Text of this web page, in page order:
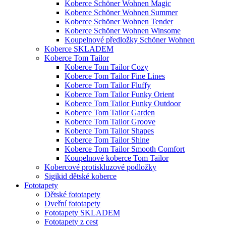
Koberce Schöner Wohnen Magic
Koberce Schöner Wohnen Summer
Koberce Schöner Wohnen Tender
Koberce Schöner Wohnen Winsome
Koupelnové předložky Schöner Wohnen
Koberce SKLADEM
Koberce Tom Tailor
Koberce Tom Tailor Cozy
Koberce Tom Tailor Fine Lines
Koberce Tom Tailor Fluffy
Koberce Tom Tailor Funky Orient
Koberce Tom Tailor Funky Outdoor
Koberce Tom Tailor Garden
Koberce Tom Tailor Groove
Koberce Tom Tailor Shapes
Koberce Tom Tailor Shine
Koberce Tom Tailor Smooth Comfort
Koupelnové koberce Tom Tailor
Kobercové protiskluzové podložky
Sigikid dětské koberce
Fototapety
Dětské fototapety
Dveřní fototapety
Fototapety SKLADEM
Fototapety z cest